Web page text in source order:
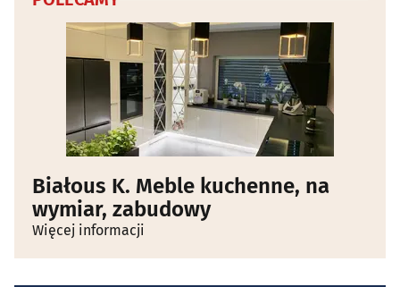
Białous K. Meble kuchenne, na
wymiar, zabudowy
Więcej informacji